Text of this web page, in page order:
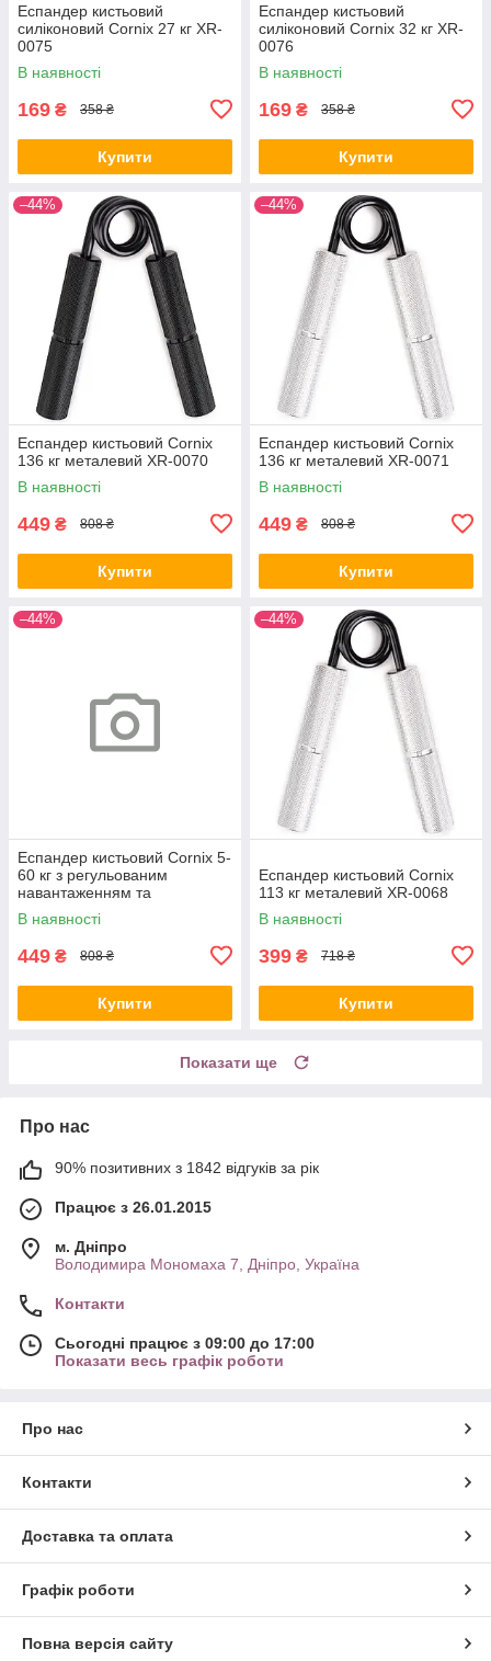
Еспандер кистьовий
силіконовий Cornix 27 кг XR-
0075
В наявності
169 ₴ 358 ₴
Купити
Еспандер кистьовий
силіконовий Cornix 32 кг XR-
0076
В наявності
169 ₴ 358 ₴
Купити
–44%
Еспандер кистьовий Cornix
136 кг металевий XR-0070
В наявності
449 ₴ 808 ₴
Купити
–44%
Еспандер кистьовий Cornix
136 кг металевий XR-0071
В наявності
449 ₴ 808 ₴
Купити
–44%
Еспандер кистьовий Cornix 5-
60 кг з регульованим
навантаженням та
електронним лічильником
XR-0281 White
В наявності
449 ₴ 808 ₴
Купити
–44%
Еспандер кистьовий Cornix
113 кг металевий XR-0068
В наявності
399 ₴ 718 ₴
Купити
Показати ще
Про нас
90% позитивних з 1842 відгуків за рік
Працює з 26.01.2015
м. Дніпро
Володимира Мономаха 7, Дніпро, Україна
Контакти
Сьогодні працює з 09:00 до 17:00
Показати весь графік роботи
Про нас
Контакти
Доставка та оплата
Графік роботи
Повна версія сайту